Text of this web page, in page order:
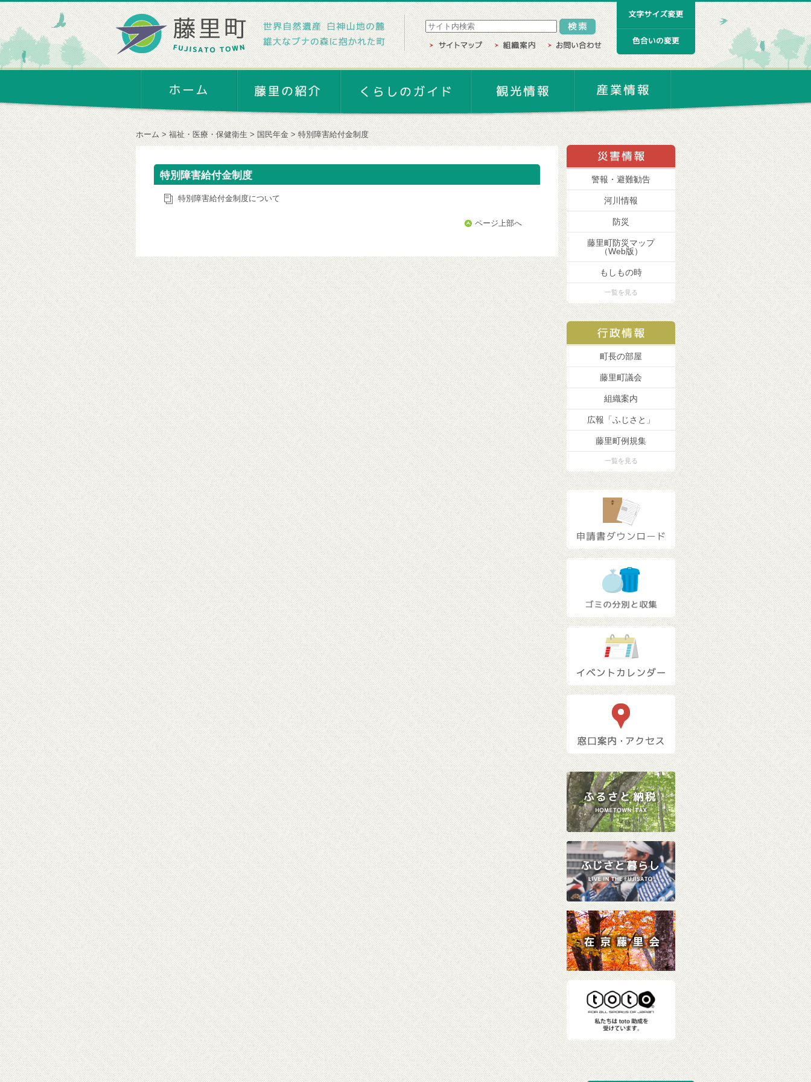
ホーム 福祉・医療・保健衛生 国民年金 特別障害給付金制度
特別障害給付金制度
特別障害給付金制度について
ページ上部へ
警報・避難勧告
河川情報
防災
藤里町防災マップ
（Web版）
もしもの時
一覧を見る
町長の部屋
藤里町議会
組織案内
広報「ふじさと」
藤里町例規集
一覧を見る